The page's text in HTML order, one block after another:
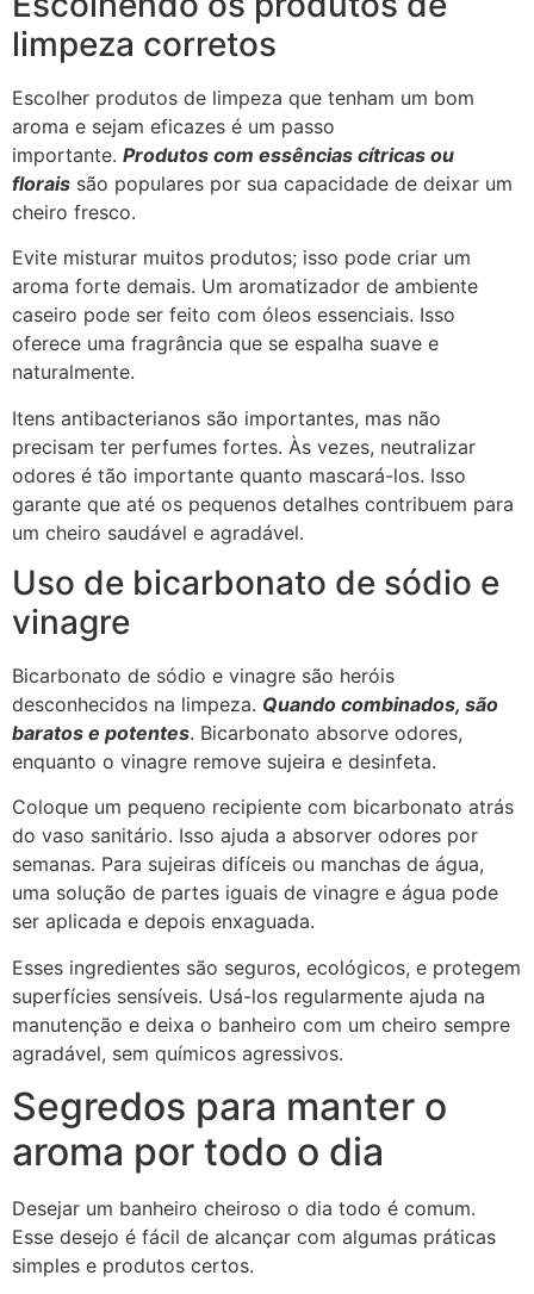
limpeza corretos
Escolher produtos de limpeza que tenham um bom
aroma e sejam eficazes é um passo
importante. Produtos com essências cítricas ou
florais são populares por sua capacidade de deixar um
cheiro fresco.
Evite misturar muitos produtos; isso pode criar um
aroma forte demais. Um aromatizador de ambiente
caseiro pode ser feito com óleos essenciais. Isso
oferece uma fragrância que se espalha suave e
naturalmente.
Itens antibacterianos são importantes, mas não
precisam ter perfumes fortes. Às vezes, neutralizar
odores é tão importante quanto mascará-los. Isso
garante que até os pequenos detalhes contribuem para
um cheiro saudável e agradável.
Uso de bicarbonato de sódio e
vinagre
Bicarbonato de sódio e vinagre são heróis
desconhecidos na limpeza. Quando combinados, são
baratos e potentes. Bicarbonato absorve odores,
enquanto o vinagre remove sujeira e desinfeta.
Coloque um pequeno recipiente com bicarbonato atrás
do vaso sanitário. Isso ajuda a absorver odores por
semanas. Para sujeiras difíceis ou manchas de água,
uma solução de partes iguais de vinagre e água pode
ser aplicada e depois enxaguada.
Esses ingredientes são seguros, ecológicos, e protegem
superfícies sensíveis. Usá-los regularmente ajuda na
manutenção e deixa o banheiro com um cheiro sempre
agradável, sem químicos agressivos.
Segredos para manter o
aroma por todo o dia
Desejar um banheiro cheiroso o dia todo é comum.
Esse desejo é fácil de alcançar com algumas práticas
simples e produtos certos.